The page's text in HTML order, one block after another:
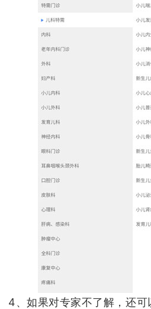
4、如果对专家不了解，还